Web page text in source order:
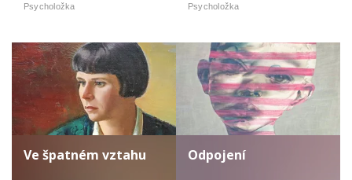
Psycholožka Psycholožka
Ve špatném vztahu Odpojení